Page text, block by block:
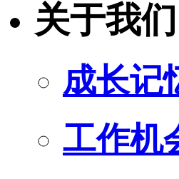
关于我们
成长记
工作机